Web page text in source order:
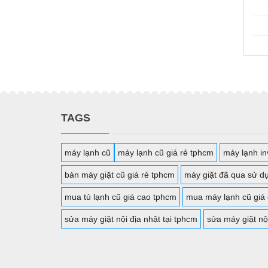
TAGS
máy lạnh cũ máy lạnh cũ giá rẻ tphcm máy lạnh
bán máy giặt cũ giá rẻ tphcm máy giặt đã qua sử
mua tủ lạnh cũ giá cao tphcm mua máy lạnh cũ giá
sửa máy giặt nội địa nhật tại tphcm sửa máy giặt